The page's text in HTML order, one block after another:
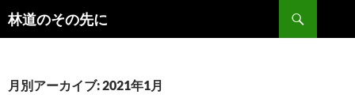
林道のその先に
検
索
ン
月別アーカイブ: 2021年1月